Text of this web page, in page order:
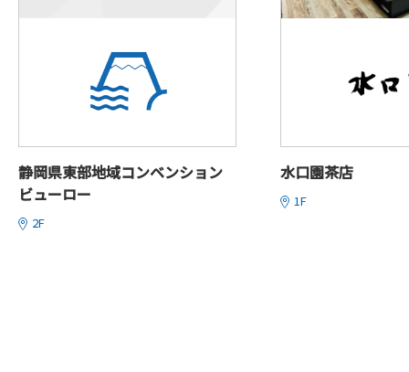
静岡県東部地域コンベンション
ビューロー
2F
水口園茶店
1F